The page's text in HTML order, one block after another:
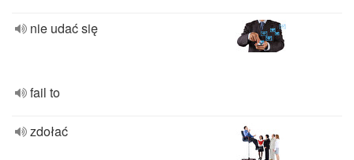
nie udać się
fail to
zdołać